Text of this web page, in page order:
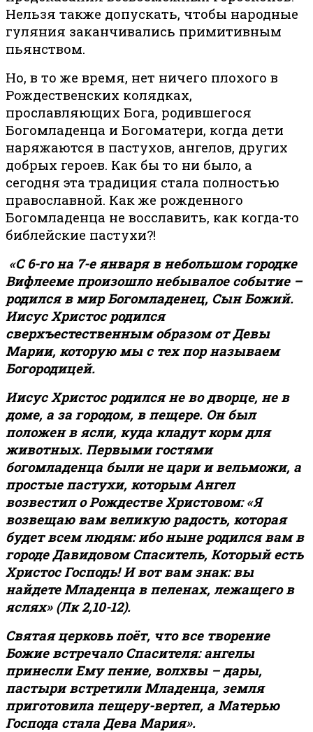
Нельзя также допускать, чтобы народные
гуляния заканчивались примитивным
пьянством.
Но, в то же время, нет ничего плохого в
Рождественских колядках,
прославляющих Бога, родившегося
Богомладенца и Богоматери, когда дети
наряжаются в пастухов, ангелов, других
добрых героев. Как бы то ни было, а
сегодня эта традиция стала полностью
православной. Как же рожденного
Богомладенца не восславить, как когда-то
библейские пастухи?!
«С 6-го на 7-е января в небольшом городке
Вифлееме произошло небывалое событие –
родился в мир Богомладенец, Сын Божий.
Иисус Христос родился
сверхъестественным образом от Девы
Марии, которую мы с тех пор называем
Богородицей.
Иисус Христос родился не во дворце, не в
доме, а за городом, в пещере. Он был
положен в ясли, куда кладут корм для
животных. Первыми гостями
богомладенца были не цари и вельможи, а
простые пастухи, которым Ангел
возвестил о Рождестве Христовом: «Я
возвещаю вам великую радость, которая
будет всем людям: ибо ныне родился вам в
городе Давидовом Спаситель, Который есть
Христос Господь! И вот вам знак: вы
найдете Младенца в пеленах, лежащего в
яслях» (Лк 2,10-12).
Святая церковь поёт, что все творение
Божие встречало Спасителя: ангелы
принесли Ему пение, волхвы – дары,
пастыри встретили Младенца, земля
приготовила пещеру-вертеп, а Матерью
Господа стала Дева Мария».